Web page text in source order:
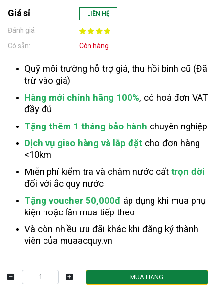
Giá sỉ
LIÊN HỆ
Đánh giá
Có sẵn:
Còn hàng
Quỹ môi trường hỗ trợ giá, thu hồi bình cũ (Đã
trừ vào giá)
Hàng mới chính hãng 100%, có hoá đơn VAT
đầy đủ
Tặng thêm 1 tháng bảo hành chuyên nghiệp
Dịch vụ giao hàng và lắp đặt cho đơn hàng
<10km
Miễn phí kiểm tra và châm nước cất trọn đời
đối với ắc quy nước
Tặng voucher 50,000đ áp dụng khi mua phụ
kiện hoặc lần mua tiếp theo
Và còn nhiều ưu đãi khác khi đăng ký thành
viên của muaacquy.vn
MUA HÀNG